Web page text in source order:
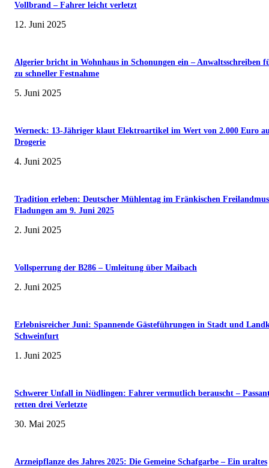
Vollbrand – Fahrer leicht verletzt
12. Juni 2025
Algerier bricht in Wohnhaus in Schonungen ein – Anwaltsschreiben
zu schneller Festnahme
5. Juni 2025
Werneck: 13-Jähriger klaut Elektroartikel im Wert von 2.000 Euro
Drogerie
4. Juni 2025
Tradition erleben: Deutscher Mühlentag im Fränkischen
Fladungen am 9. Juni 2025
2. Juni 2025
Vollsperrung der B286 – Umleitung über Maibach
2. Juni 2025
Erlebnisreicher Juni: Spannende Gästeführungen in Stadt und
Schweinfurt
1. Juni 2025
Schwerer Unfall in Nüdlingen: Fahrer vermutlich berauscht –
retten drei Verletzte
30. Mai 2025
Arzneipflanze des Jahres 2025: Die Gemeine Schafgarbe – Ein uraltes